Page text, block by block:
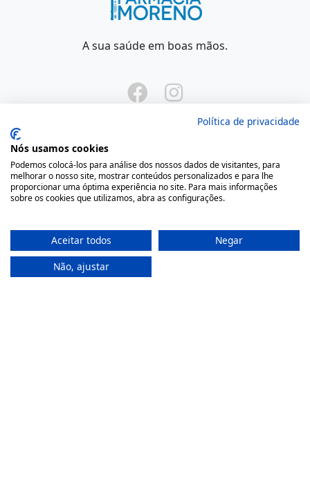
A sua saúde em boas mãos.
Onde Estamos
Largo São Domingos 42-44
(+351) 22 200 35 45
(Chamada para rede fixa nacional)
Política de privacidade
Nós usamos cookies
Podemos colocá-los para análise dos nossos dados de visitantes, para
melhorar o nosso site, mostrar conteúdos personalizados e para lhe
proporcionar uma óptima experiência no site. Para mais informações
sobre os cookies que utilizamos, abra as configurações.
Aceitar todos
Negar
Não, ajustar